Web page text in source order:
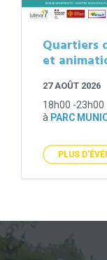
Quartiers
et
27 AOÛT 2026
18h00 -23h00
à PARC
PLUS